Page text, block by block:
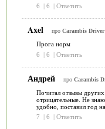
6
| 6 | Ответить
Axel про Carambis
Прога норм
6
| 6 | Ответить
Андрей про Carambis
Почитал отзывы
отрицательные. Не
удобно, поставил год
7
| 6 | Ответить